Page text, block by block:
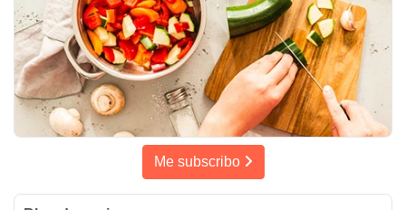
Me subscribo